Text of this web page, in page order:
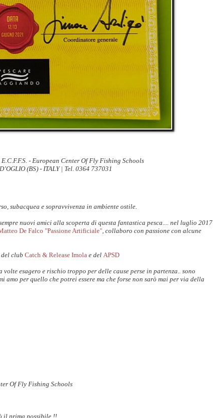
- European Center Of Fly Fishing Schools
(BS) - ITALY | Tel. 0364 737031
subacquea e sopravvivenza in ambiente ostile.
nuovi amici alla scoperta di questa fantastica pesca.... nel luglio 2017
De Falco "Passione Artificiale" , collaboro con passione con alcune
del club Catch & Release Imola e del APSD
esagero e rischio troppo per delle cause perse in partenza.. sono
per quello che potrei essere ma che forse non sarò mai per via della
Of Fly Fishing Schools
il prima possibile !!